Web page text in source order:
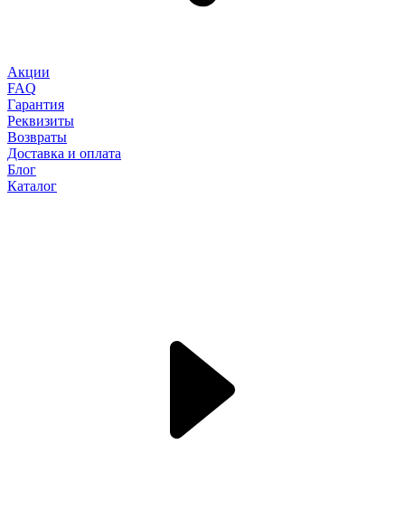
Акции
FAQ
Гарантия
Реквизиты
Возвраты
Доставка и оплата
Блог
Каталог